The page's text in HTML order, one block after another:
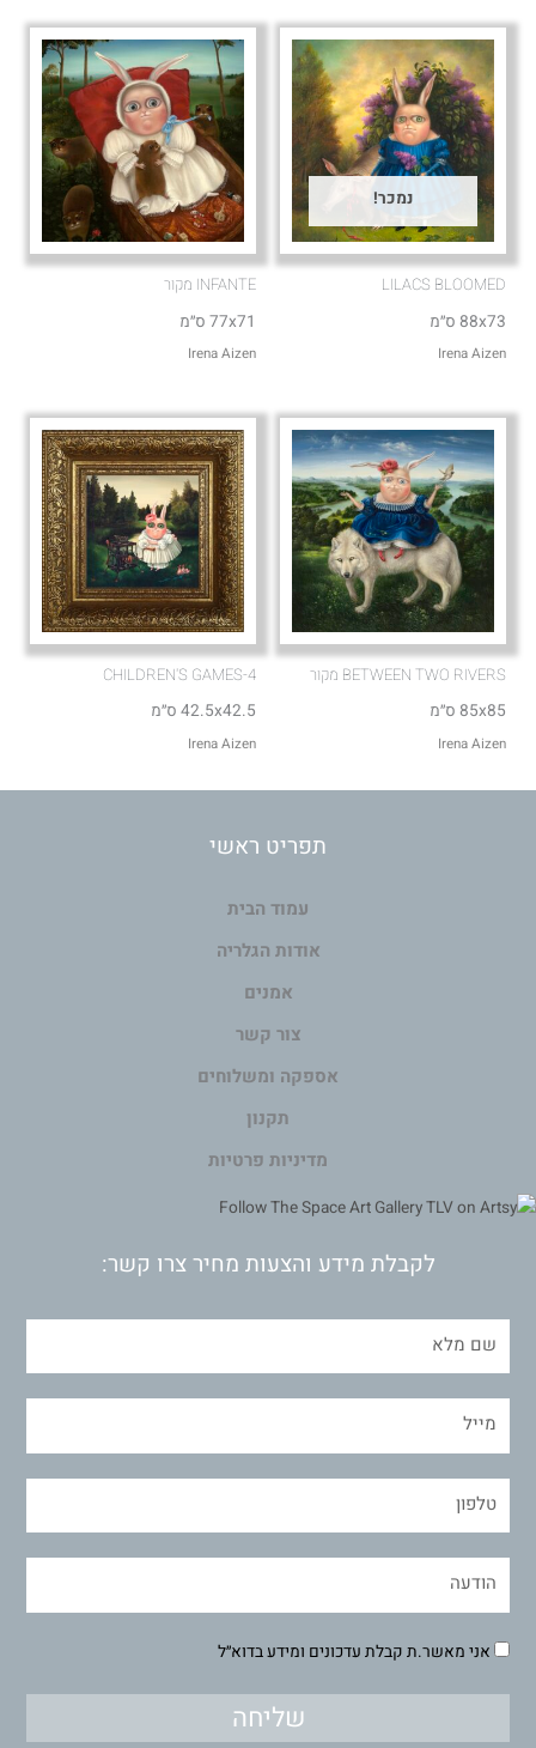
p
e
נמכר!
LILACS BLOOMED
88x73 ס״מ
Irena Aizen
INFANTE מקור
77x71 ס״מ
Irena Aizen
BETWEEN TWO RIVERS מקור
85x85 ס״מ
Irena Aizen
CHILDREN'S GAMES-4
42.5x42.5 ס״מ
Irena Aizen
תפריט ראשי
עמוד הבית
אודות הגלריה
אמנים
צור קשר
אספקה ומשלוחים
תקנון
מדיניות פרטיות
לקבלת מידע והצעות מחיר צרו קשר:
אני מאשר.ת קבלת עדכונים ומידע בדוא״ל
שליחה